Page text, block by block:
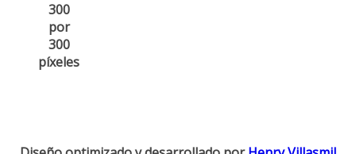
300
por
300
píxeles